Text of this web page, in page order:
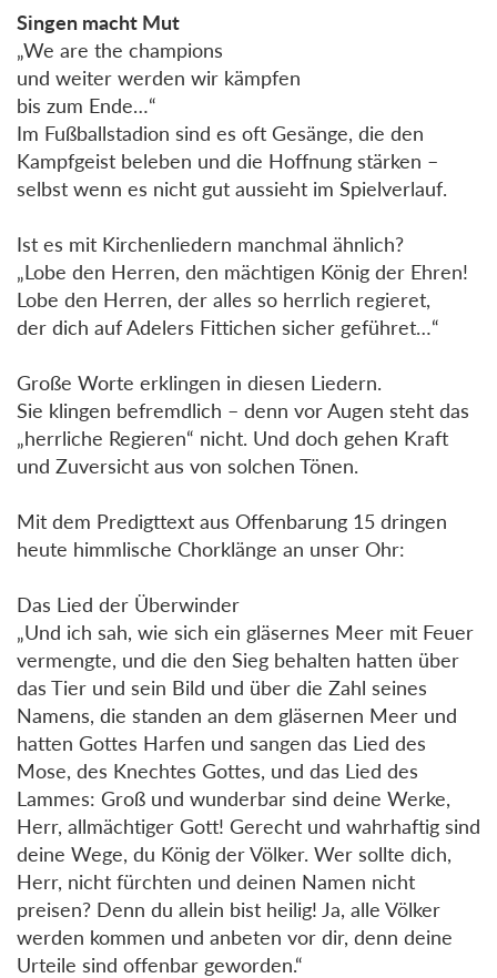
Singen macht Mut
„We are the champions
und weiter werden wir kämpfen
bis zum Ende…“
Im Fußballstadion sind es oft Gesänge, die den
Kampfgeist beleben und die Hoffnung stärken –
selbst wenn es nicht gut aussieht im Spielverlauf.
Ist es mit Kirchenliedern manchmal ähnlich?
„Lobe den Herren, den mächtigen König der Ehren!
Lobe den Herren, der alles so herrlich regieret,
der dich auf Adelers Fittichen sicher geführet…“
Große Worte erklingen in diesen Liedern.
Sie klingen befremdlich – denn vor Augen steht das
„herrliche Regieren“ nicht. Und doch gehen Kraft
und Zuversicht aus von solchen Tönen.
Mit dem Predigttext aus Offenbarung 15 dringen
heute himmlische Chorklänge an unser Ohr:
Das Lied der Überwinder
„Und ich sah, wie sich ein gläsernes Meer mit Feuer
vermengte, und die den Sieg behalten hatten über
das Tier und sein Bild und über die Zahl seines
Namens, die standen an dem gläsernen Meer und
hatten Gottes Harfen und sangen das Lied des
Mose, des Knechtes Gottes, und das Lied des
Lammes: Groß und wunderbar sind deine Werke,
Herr, allmächtiger Gott! Gerecht und wahrhaftig sind
deine Wege, du König der Völker. Wer sollte dich,
Herr, nicht fürchten und deinen Namen nicht
preisen? Denn du allein bist heilig! Ja, alle Völker
werden kommen und anbeten vor dir, denn deine
Urteile sind offenbar geworden.“